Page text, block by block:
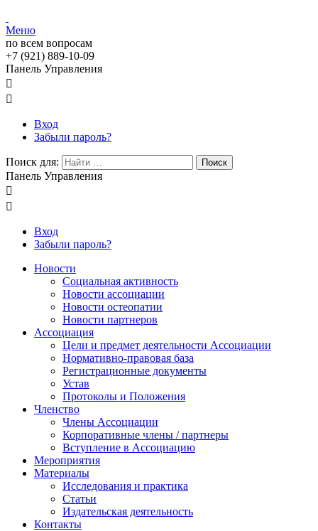
Меню
по всем вопросам
+7 (921) 889-10-09
Панель Управления


Вход
Забыли пароль?
Поиск для: Поиск
Панель Управления


Вход
Забыли пароль?
Новости
Социальная активность
Новости ассоциации
Новости остеопатии
Новости партнеров
Ассоциация
Цели и предмет деятельности Ассоциации
Нормативно-правовая база
Регистрационные документы
Устав
Протоколы и Положения
Членство
Члены Ассоциации
Корпоративные члены / партнеры
Вступление в Ассоциацию
Мероприятия
Материалы
Исследования и практика
Статьи
Издательская деятельность
Контакты